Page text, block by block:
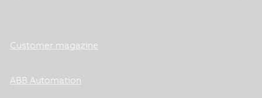
Customer magazine
ABB Automation